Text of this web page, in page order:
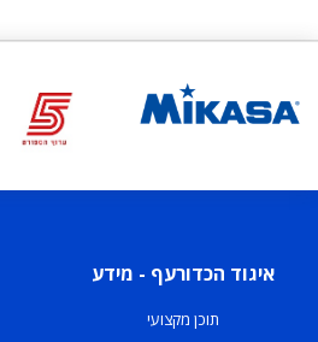
איגוד הכדורעף - מידע
תוכן מקצועי